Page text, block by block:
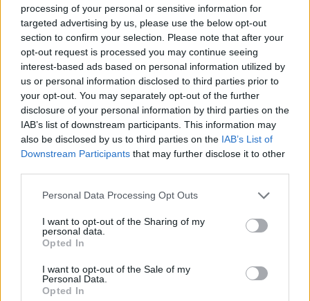
processing of your personal or sensitive information for
targeted advertising by us, please use the below opt-out
section to confirm your selection. Please note that after your
opt-out request is processed you may continue seeing
interest-based ads based on personal information utilized by
us or personal information disclosed to third parties prior to
your opt-out. You may separately opt-out of the further
disclosure of your personal information by third parties on the
IAB’s list of downstream participants. This information may
also be disclosed by us to third parties on the IAB’s List of
Downstream Participants that may further disclose it to other
Please note that this website/app uses one or more Google
not limited to your visit or usage behaviour. You may click to
grant or deny consent to Google and its third-party tags to
use your data for below specified purposes in below Google
consent section.
Personal Data Processing Opt Outs
I want to opt-out of the Sharing of my
personal data.
Opted In
I want to opt-out of the Sale of my
Personal Data.
Opted In
elérhető összes legjobb műszaki megoldással (BAT)
a példánk szerinti energia hatékonysági felújítása
után a ház energia igénye összeségében akár 60-
90%-kal csökken, a 90%-os csökkenés pedig már
megfelelhet egy passzív ház energetikai jellemzőinek
is. Mindez 10-16 millió forintból mintegy két-három
hónap alatt megvalósítható.
Nagyon sok családnak azonban nincs lehetősége
ekkora befektetésre és már nincs is elegendő idő a
megvalósításra sem. Az alábbiakban felsorolunk
néhány alacsony befektetésű megoldást, amelyekkel
kiviteléhez viszont nagyobb saját befektetett munka
szükséges.
A régi nyílászárók hőszigetelési hatásosságát sok
10-15%-ával és 1-2 hét alatt. Arésveszteségeket
utólagosan felszerelhető gumitömítésekkel,